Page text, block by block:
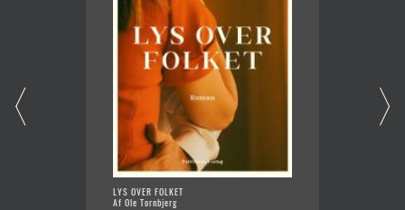
LYS OVER FOLKET
Af Ole Tornbjerg